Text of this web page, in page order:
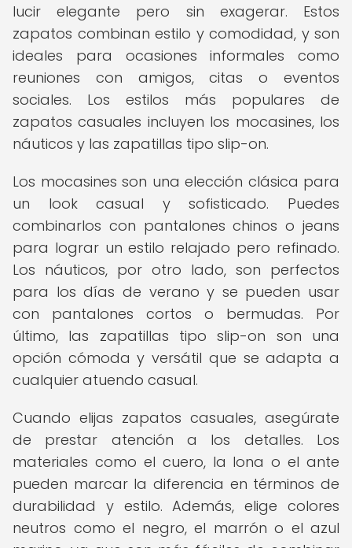
lucir elegante pero sin exagerar. Estos
zapatos combinan estilo y comodidad, y son
ideales para ocasiones informales como
reuniones con amigos, citas o eventos
sociales. Los estilos más populares de
zapatos casuales incluyen los mocasines, los
náuticos y las zapatillas tipo slip-on.
Los mocasines son una elección clásica para
un look casual y sofisticado. Puedes
combinarlos con pantalones chinos o jeans
para lograr un estilo relajado pero refinado.
Los náuticos, por otro lado, son perfectos
para los días de verano y se pueden usar
con pantalones cortos o bermudas. Por
último, las zapatillas tipo slip-on son una
opción cómoda y versátil que se adapta a
cualquier atuendo casual.
Cuando elijas zapatos casuales, asegúrate
de prestar atención a los detalles. Los
materiales como el cuero, la lona o el ante
pueden marcar la diferencia en términos de
durabilidad y estilo. Además, elige colores
neutros como el negro, el marrón o el azul